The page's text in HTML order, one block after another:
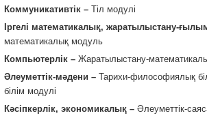
Коммуникативтік – Тіл модулі
Іргелі математикалық, жаратылыстану-
математикалық модуль
Компьютерлік – Жаратылыстану-
Әлеуметтік-мәдени – Тарихи-философиялық
білім модулі
Кәсіпкерлік, экономикалық – Әлеуметтік-